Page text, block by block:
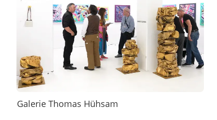
Galerie Thomas Hühsam